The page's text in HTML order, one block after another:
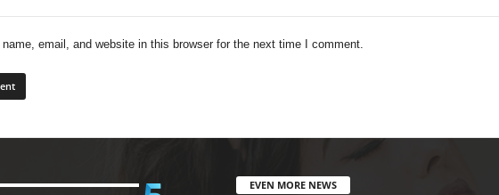
email, and website in this browser for the next time I comment.
EVEN MORE NEWS